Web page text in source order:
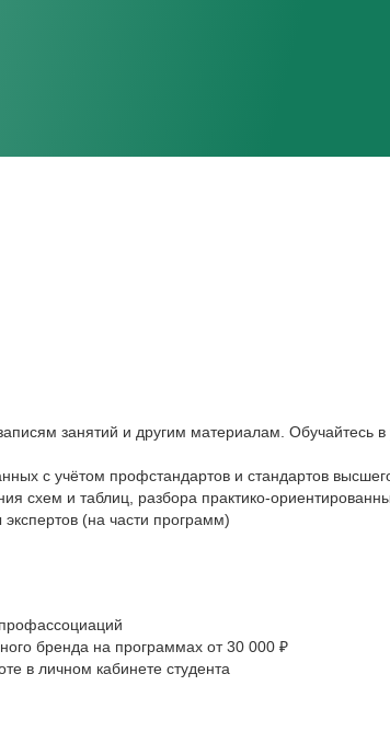
занятий и другим материалам. Обучайтесь
с учётом профстандартов и стандартов
схем и таблиц, разбора практико-
(на части программ)
бренда на программах от 30 000 ₽
в личном кабинете студента